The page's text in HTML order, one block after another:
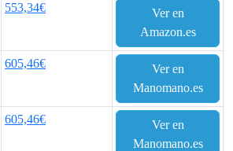
553,34€
Ver en
Amazon.es
605,46€
Ver en
Manomano.es
605,46€
Ver en
Manomano.es